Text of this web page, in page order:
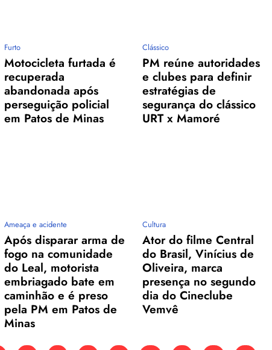
Furto
Motocicleta furtada é
recuperada
abandonada após
perseguição policial
em Patos de Minas
Clássico
PM reúne autoridades
e clubes para definir
estratégias de
segurança do clássico
URT x Mamoré
Ameaça e acidente
Após disparar arma de
fogo na comunidade
do Leal, motorista
embriagado bate em
caminhão e é preso
pela PM em Patos de
Minas
Cultura
Ator do filme Central
do Brasil, Vinícius de
Oliveira, marca
presença no segundo
dia do Cineclube
Vemvê